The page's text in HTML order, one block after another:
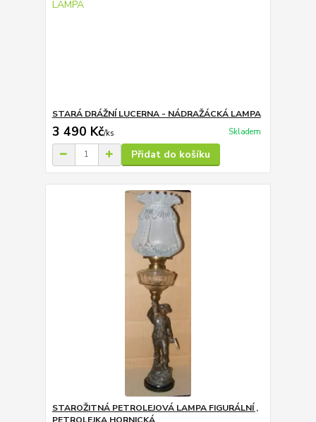
STARÁ DRÁŽNÍ LUCERNA - NÁDRAŽÁCKÁ LAMPA
3 490 Kč/ks Skladem
Přidat do košíku
STAROŽITNÁ PETROLEJOVÁ LAMPA FIGURÁLNÍ ,